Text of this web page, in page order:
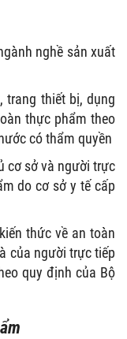
nghề sản xuất
trang thiết bị, dụng
thực phẩm theo
có thẩm quyền
cơ sở và người trực
do cơ sở y tế cấp
thức về an toàn
của người trực tiếp
quy định của Bộ